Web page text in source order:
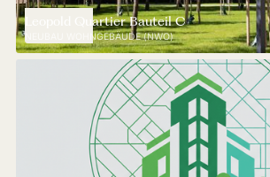
Leopold Quartier Bauteil C
NEUBAU WOHNGEBÄUDE (NWO)